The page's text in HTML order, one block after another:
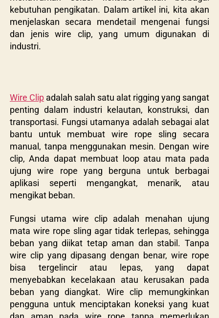
kebutuhan pengikatan. Dalam artikel ini, kita akan
menjelaskan secara mendetail mengenai fungsi
dan jenis wire clip, yang umum digunakan di
industri.
Wire Clip adalah salah satu alat rigging yang sangat
penting dalam industri kelautan, konstruksi, dan
transportasi. Fungsi utamanya adalah sebagai alat
bantu untuk membuat wire rope sling secara
manual, tanpa menggunakan mesin. Dengan wire
clip, Anda dapat membuat loop atau mata pada
ujung wire rope yang berguna untuk berbagai
aplikasi seperti mengangkat, menarik, atau
mengikat beban.
Fungsi utama wire clip adalah menahan ujung
mata wire rope sling agar tidak terlepas, sehingga
beban yang diikat tetap aman dan stabil. Tanpa
wire clip yang dipasang dengan benar, wire rope
bisa tergelincir atau lepas, yang dapat
menyebabkan kecelakaan atau kerusakan pada
beban yang diangkat. Wire clip memungkinkan
pengguna untuk menciptakan koneksi yang kuat